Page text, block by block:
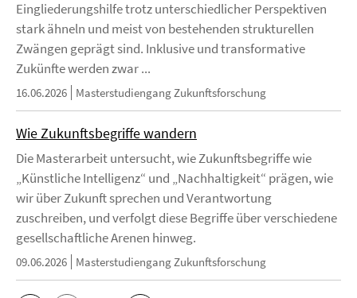
Eingliederungshilfe trotz unterschiedlicher Perspektiven
stark ähneln und meist von bestehenden strukturellen
Zwängen geprägt sind. Inklusive und transformative
Zukünfte werden zwar ...
16.06.2026 Masterstudiengang Zukunftsforschung
Wie Zukunftsbegriffe wandern
Die Masterarbeit untersucht, wie Zukunftsbegriffe wie
„Künstliche Intelligenz“ und „Nachhaltigkeit“ prägen, wie
wir über Zukunft sprechen und Verantwortung
zuschreiben, und verfolgt diese Begriffe über verschiedene
gesellschaftliche Arenen hinweg.
09.06.2026 Masterstudiengang Zukunftsforschung